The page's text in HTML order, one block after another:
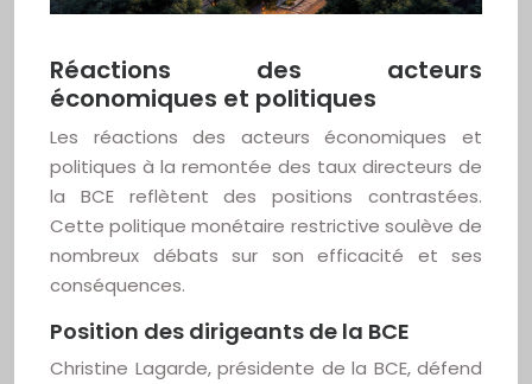
Réactions des acteurs
économiques et politiques
Les réactions des acteurs économiques et
politiques à la remontée des taux directeurs de
la BCE reflètent des positions contrastées.
Cette politique monétaire restrictive soulève de
nombreux débats sur son efficacité et ses
conséquences.
Position des dirigeants de la BCE
Christine Lagarde, présidente de la BCE, défend